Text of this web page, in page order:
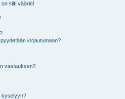
silti väärin!
kirjautumaan?
vastauksen?
kyselyyn?